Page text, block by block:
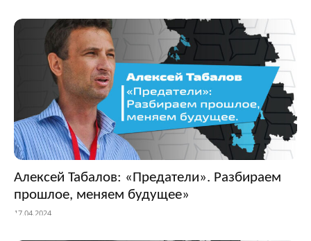
Алексей Табалов: «Предатели». Разбираем
прошлое, меняем будущее»
17.04.2024